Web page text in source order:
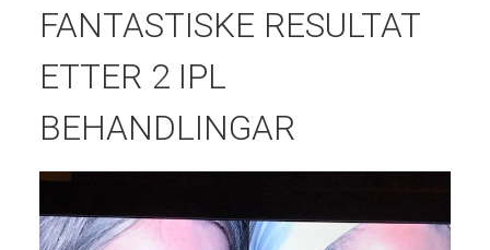
FANTASTISKE RESULTAT
ETTER 2 IPL
BEHANDLINGAR